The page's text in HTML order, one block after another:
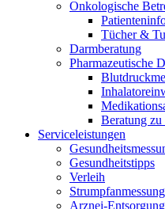
Onko­lo­gi­sche
Tücher &
Darm­be­ra­tung
Phar­ma­zeu­ti­sche
Bera­tung zu
Ser­vice­leis­tun­gen
Gesund­heits­tipps
Ver­leih
Arz­n­ei-Ent­­sor­­gung